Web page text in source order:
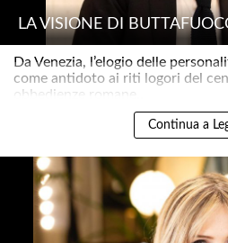
LA VISIONE DI
Da Venezia, l’elogio delle
come antidoto ai riti logori del
obbedienze romane..
Continua a